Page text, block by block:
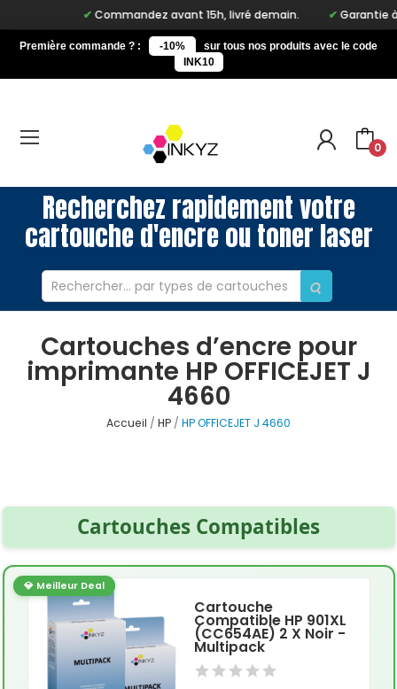
Commandez avant 15h, livré demain. Garantie à
Première commande ? : -10%
sur tous nos produits avec le code
INK10
0
Recherchez rapidement votre
cartouche d'encre ou toner laser
Cartouches d’encre pour
imprimante HP OFFICEJET J
4660
Accueil HP HP OFFICEJET J 4660
Cartouches Compatibles
💎 Meilleur Deal
Cartouche
Compatible HP 901XL
(CC654AE) 2 X Noir -
Multipack